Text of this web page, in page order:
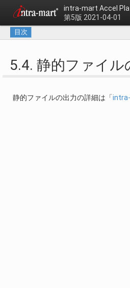
intra-mart Accel
第5版 2021-04-01
目次
5.4. 静的ファイル
静的ファイルの出力の詳細は「